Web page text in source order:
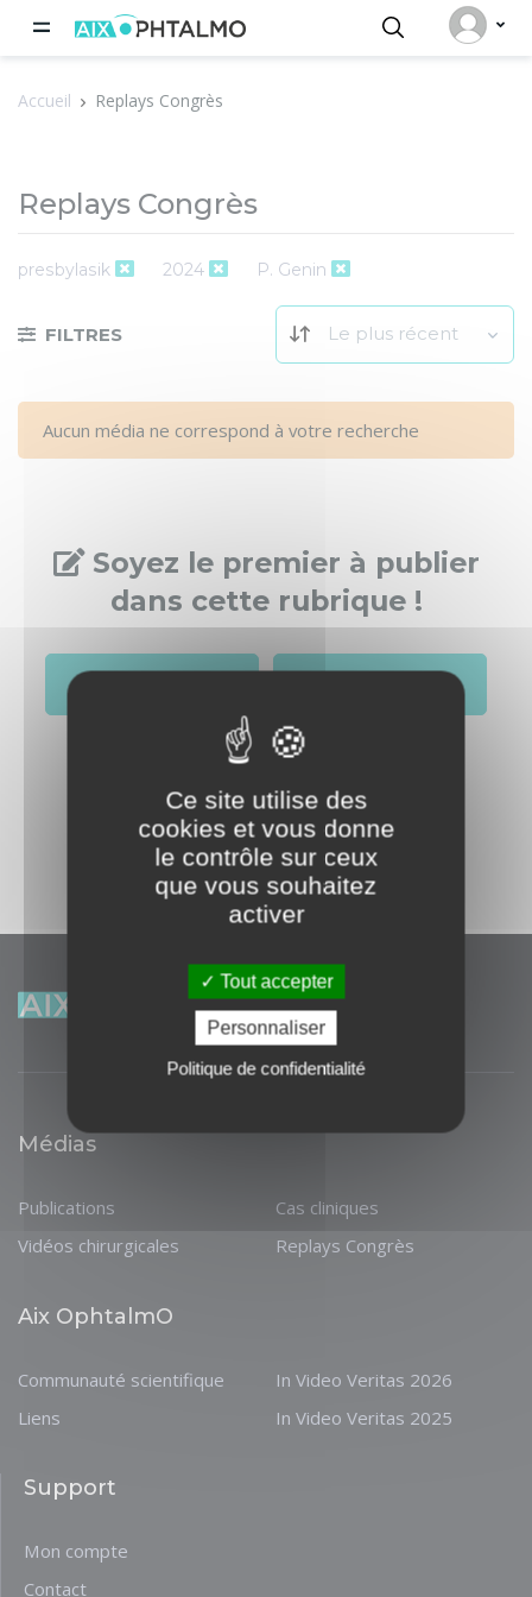
Accueil Replays Congrès
Replays Congrès
presbylasik 2024 P. Genin
FILTRES Le plus récent
Aucun média ne correspond à votre recherche
Soyez le premier à publier
dans cette rubrique !
Créer un compte
Médias
Publications
Vidéos chirurgicales
Cas cliniques
Replays Congrès
Aix OphtalmO
Communauté scientifique
Liens
In Video Veritas 2026
In Video Veritas 2025
Support
Mon compte
Contact
Panneau de gestion des cookies
Ce site utilise des
cookies et vous donne
le contrôle sur ceux
que vous souhaitez
activer
Tout accepter
Personnaliser
Politique de confidentialité